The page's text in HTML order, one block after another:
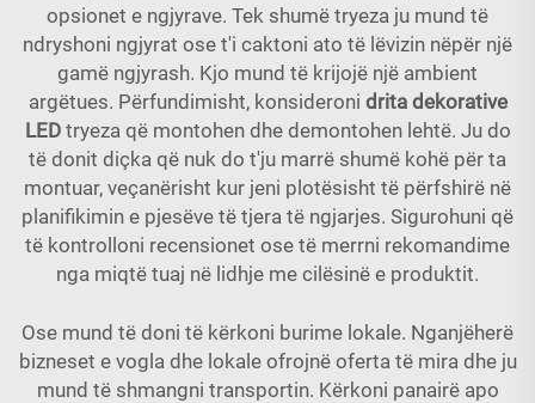
opsionet e ngjyrave. Tek shumë tryeza ju mund të
ndryshoni ngjyrat ose t'i caktoni ato të lëvizin nëpër një
gamë ngjyrash. Kjo mund të krijojë një ambient
argëtues. Përfundimisht, konsideroni drita dekorative
LED tryeza që montohen dhe demontohen lehtë. Ju do
të donit diçka që nuk do t'ju marrë shumë kohë për ta
montuar, veçanërisht kur jeni plotësisht të përfshirë në
planifikimin e pjesëve të tjera të ngjarjes. Sigurohuni që
të kontrolloni recensionet ose të merrni rekomandime
nga miqtë tuaj në lidhje me cilësinë e produktit.
Ose mund të doni të kërkoni burime lokale. Nganjëherë
bizneset e vogla dhe lokale ofrojnë oferta të mira dhe ju
mund të shmangni transportin. Kërkoni panairë apo